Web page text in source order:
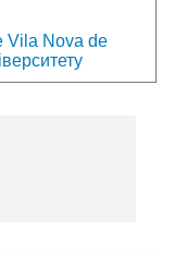
Vila Nova de